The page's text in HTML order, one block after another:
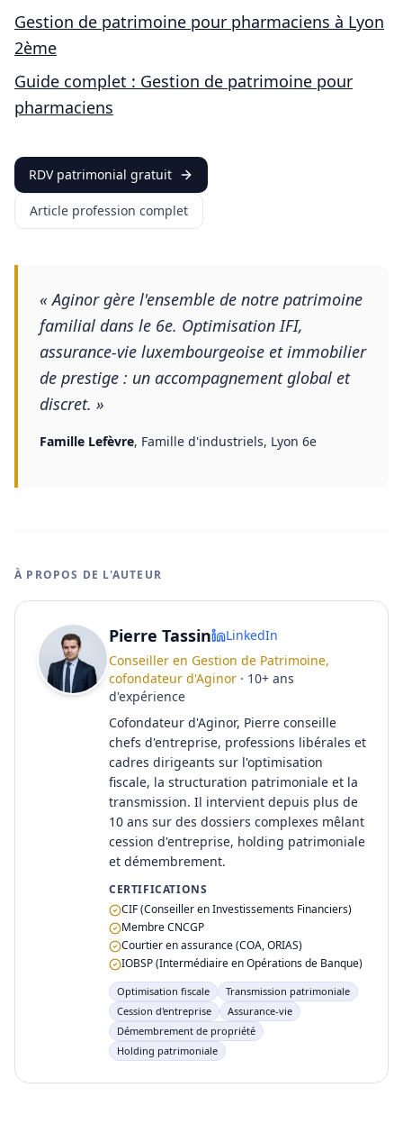
Gestion de patrimoine pour pharmaciens à Lyon
2ème
Guide complet : Gestion de patrimoine pour
pharmaciens
RDV patrimonial gratuit
Article profession complet
«Aginor gère l'ensemble de notre patrimoine
familial dans le 6e. Optimisation IFI,
assurance-vie luxembourgeoise et immobilier
de prestige : un accompagnement global et
discret. »
Famille Lefèvre, Famille d'industriels, Lyon 6e
À PROPOS DE L'AUTEUR
Pierre Tassin
LinkedIn
Conseiller en Gestion de Patrimoine,
cofondateur d'Aginor · 10+ ans
d'expérience
Cofondateur d'Aginor, Pierre conseille
chefs d'entreprise, professions libérales et
cadres dirigeants sur l'optimisation
fiscale, la structuration patrimoniale et la
transmission. Il intervient depuis plus de
10 ans sur des dossiers complexes mêlant
cession d'entreprise, holding patrimoniale
et démembrement.
CERTIFICATIONS
CIF (Conseiller en Investissements Financiers)
Membre CNCGP
Courtier en assurance (COA, ORIAS)
IOBSP (Intermédiaire en Opérations de Banque)
Optimisation fiscale
Transmission patrimoniale
Cession d'entreprise
Assurance-vie
Démembrement de propriété
Holding patrimoniale